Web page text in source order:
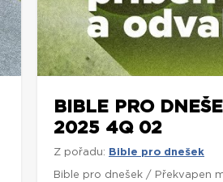
BIBLE PRO
2025 4Q 02
Z pořadu: Bible pro dnešek
Bible pro dnešek / Překvapen